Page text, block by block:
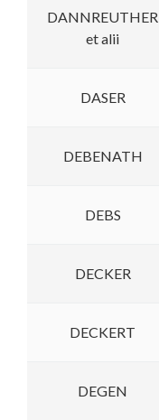
DANNREUTHER
et alii
DASER
DEBENATH
DEBS
DECKER
DECKERT
DEGEN